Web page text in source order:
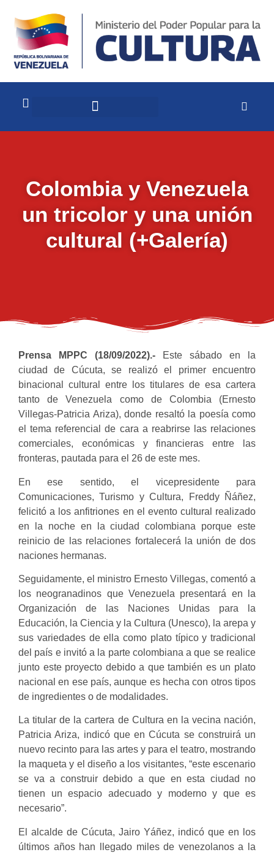
Colombia y Venezuela
un tricolor y una unión
cultural (+Galería)
Prensa MPPC (18/09/2022).- Este sábado en la
ciudad de Cúcuta, se realizó el primer encuentro
binacional cultural entre los titulares de esa cartera
tanto de Venezuela como de Colombia (Ernesto
Villegas-Patricia Ariza), donde resaltó la poesía como
el tema referencial de cara a reabrirse las relaciones
comerciales, económicas y financieras entre las
fronteras, pautada para el 26 de este mes.
En ese sentido, el vicepresidente para
Comunicaciones, Turismo y Cultura, Freddy Ñáñez,
felicitó a los anfitriones en el evento cultural realizado
en la noche en la ciudad colombiana porque este
reinicio de las relaciones fortalecerá la unión de dos
naciones hermanas.
Seguidamente, el ministro Ernesto Villegas, comentó a
los neogranadinos que Venezuela presentará en la
Organización de las Naciones Unidas para la
Educación, la Ciencia y la Cultura (Unesco), la arepa y
sus variedades de ella como plato típico y tradicional
del país e invitó a la parte colombiana a que se realice
junto este proyecto debido a que también es un plato
nacional en ese país, aunque es hecha con otros tipos
de ingredientes o de modalidades.
La titular de la cartera de Cultura en la vecina nación,
Patricia Ariza, indicó que en Cúcuta se construirá un
nuevo recinto para las artes y para el teatro, mostrando
la maqueta y el diseño a los visitantes, “este escenario
se va a construir debido a que en esta ciudad no
tienen un espacio adecuado y moderno y que es
necesario”.
El alcalde de Cúcuta, Jairo Yáñez, indicó que en los
últimos años han llegado miles de venezolanos a la